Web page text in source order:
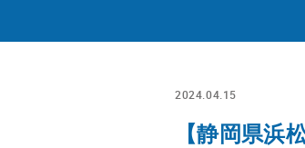
2024.04.15
【静岡県浜